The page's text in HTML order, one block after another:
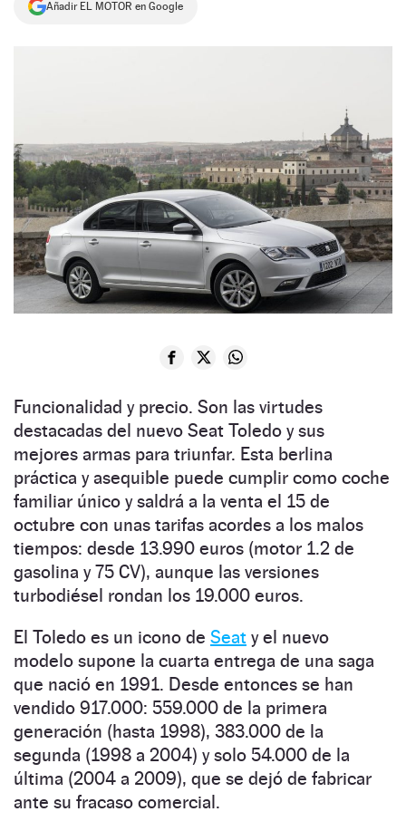
Añadir EL MOTOR en Google
Funcionalidad y precio. Son las virtudes
destacadas del nuevo Seat Toledo y sus
mejores armas para triunfar. Esta berlina
práctica y asequible puede cumplir como coche
familiar único y saldrá a la venta el 15 de
octubre con unas tarifas acordes a los malos
tiempos: desde 13.990 euros (motor 1.2 de
gasolina y 75 CV), aunque las versiones
turbodiésel rondan los 19.000 euros.
El Toledo es un icono de Seat y el nuevo
modelo supone la cuarta entrega de una saga
que nació en 1991. Desde entonces se han
vendido 917.000: 559.000 de la primera
generación (hasta 1998), 383.000 de la
segunda (1998 a 2004) y solo 54.000 de la
última (2004 a 2009), que se dejó de fabricar
ante su fracaso comercial.